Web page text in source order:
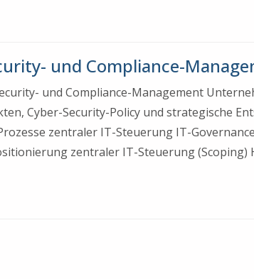
und Compliance-
und Compliance-Management
Cyber-Security-Policy und strategische
zentraler IT-Steuerung IT-
zentraler IT-Steuerung